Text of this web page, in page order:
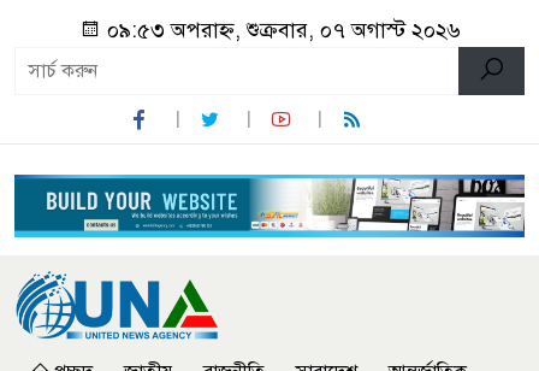
০৯:৫৩ অপরাহ্ন, শুক্রবার, ০৭ অগাস্ট ২০২৬